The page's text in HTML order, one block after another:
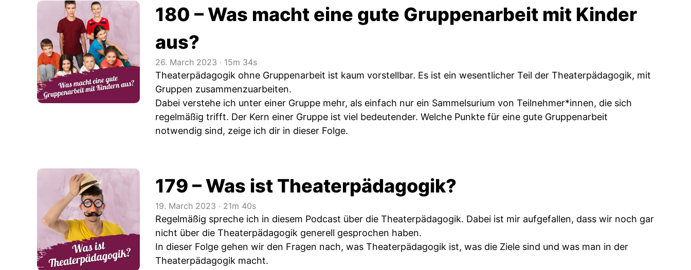
180 – Was macht eine gute Gruppenarbeit mit Kinder
aus?
26. March 2023 ‧ 15m 34s
Theaterpädagogik ohne Gruppenarbeit ist kaum vorstellbar. Es ist ein wesentlicher Teil der Theaterpädagogik, mit
Gruppen zusammenzuarbeiten.
Dabei verstehe ich unter einer Gruppe mehr, als einfach nur ein Sammelsurium von Teilnehmer*innen, die sich
regelmäßig trifft. Der Kern einer Gruppe ist viel bedeutender. Welche Punkte für eine gute Gruppenarbeit
notwendig sind, zeige ich dir in dieser Folge.
179 – Was ist Theaterpädagogik?
19. March 2023 ‧ 21m 40s
Regelmäßig spreche ich in diesem Podcast über die Theaterpädagogik. Dabei ist mir aufgefallen, dass wir noch gar
nicht über die Theaterpädagogik generell gesprochen haben.
In dieser Folge gehen wir den Fragen nach, was Theaterpädagogik ist, was die Ziele sind und was man in der
Theaterpädagogik macht.